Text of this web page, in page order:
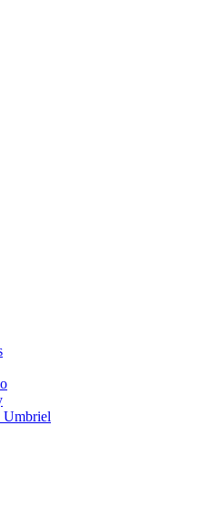
Umbriel